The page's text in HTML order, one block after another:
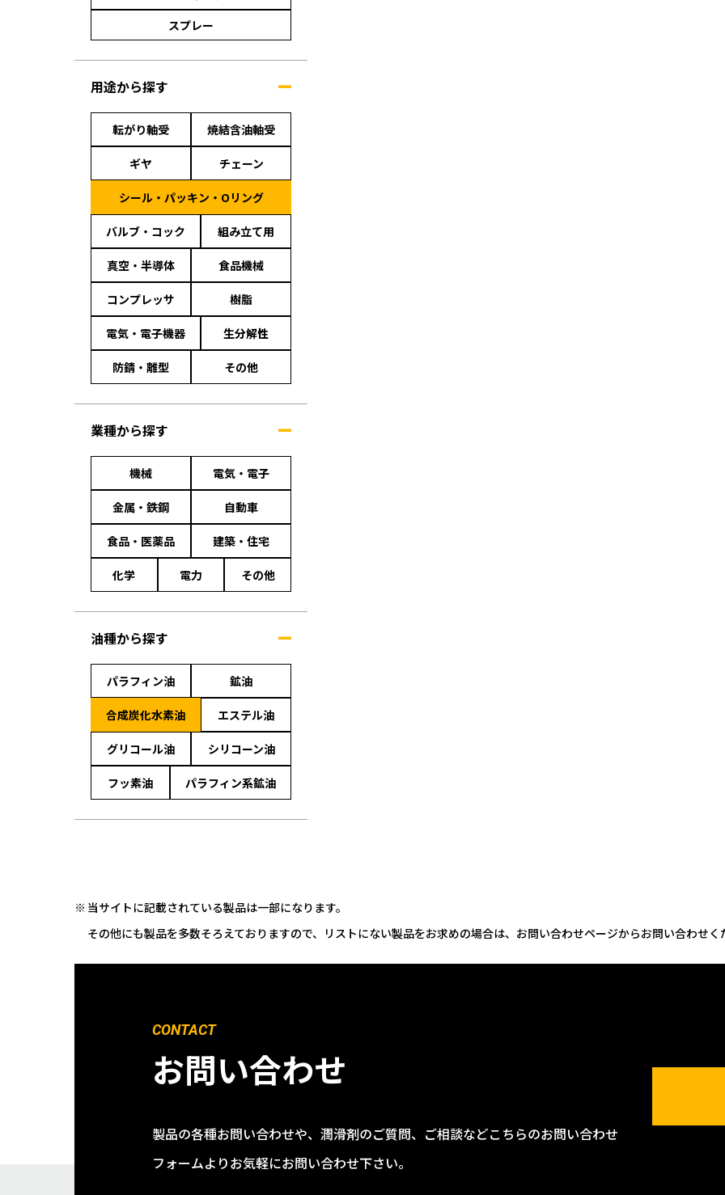
スプレー
用途から探す
転がり軸受 焼結含油軸受
ギヤ チェーン
シール・パッキン・Oリング
バルブ・コック 組み立て用
真空・半導体 食品機械
コンプレッサ 樹脂
電気・電子機器 生分解性
防錆・離型 その他
業種から探す
機械 電気・電子
金属・鉄鋼 自動車
食品・医薬品 建築・住宅
化学 電力 その他
油種から探す
パラフィン油 鉱油
合成炭化水素油 エステル油
グリコール油 シリコーン油
フッ素油 パラフィン系鉱油
当サイトに記載されている製品は一部になります。
その他にも製品を多数そろえておりますので、リストにない製品をお求めの場合は、お問い合わせページからお問い合わせく
CONTACT
お問い合わせ
製品の各種お問い合わせや、潤滑剤のご質問、ご相談などこちらのお問い合わせ
フォームよりお気軽にお問い合わせ下さい。